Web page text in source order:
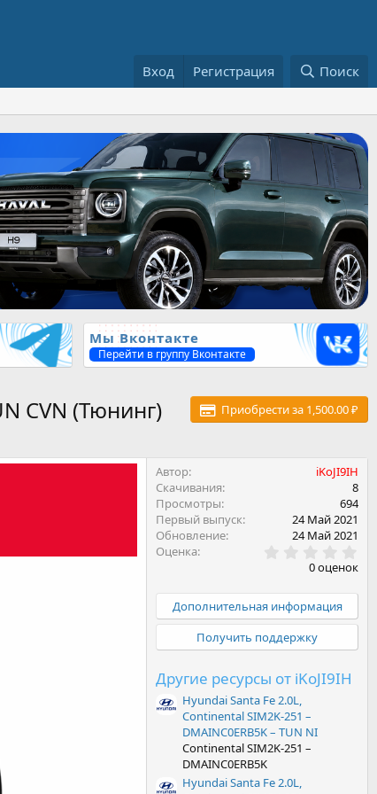
Вход Регистрация Поиск
Мы Вконтакте
Перейти в группу Вконтакте
CVN (Тюнинг)
Приобрести за 1,500.00 ₽
Автор
iKoJI9IH
Скачивания
8
Просмотры
694
Первый выпуск
24 Май 2021
Обновление
24 Май 2021
Оценка
.
0
0
в
ё
з
0 оценок
Дополнительная информация
Получить поддержку
Другие ресурсы от iKoJI9IH
Hyundai Santa Fe 2.0L,
Continental SIM2K-251 –
DMAINC0ERB5K – TUN NI
Continental SIM2K-251 –
DMAINC0ERB5K
Hyundai Santa Fe 2.0L,